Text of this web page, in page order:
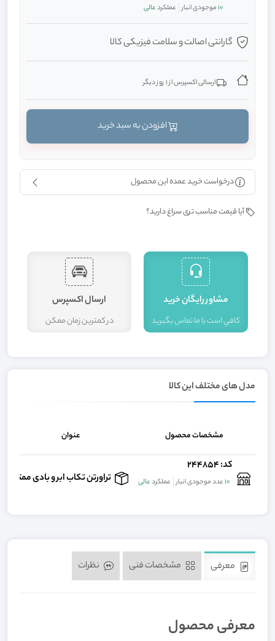
10موجودی انبار عملکردعالی
گارانتی اصالت و سلامت فیزیکی کالا
ارسالی اکسپرس از 1 روز دیگر
درخواست خرید عمده این محصول
آیا قیمت مناسب تری سراغ دارید؟
مشاور رايگان خريد
کافي است با ما تماس بگيريد
ارسال اکسپرس
در کمترين زمان ممکن
مدل های مختلف این کالا
مشخصات محصول عنوان
کد: 244854
10عدد موجودی انبار عملکردعالی تراورتن تکاب ابر و بادی ممتاز
معرفی
معرفی محصول